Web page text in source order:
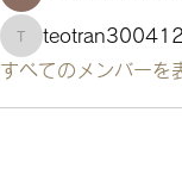
teotran3004123
すべてのメンバーを